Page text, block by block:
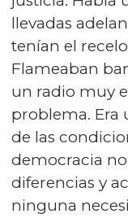
llevadas
tenían el
Flameaban
un radio muy
problema. Era
de las
democracia
diferencias y
ninguna